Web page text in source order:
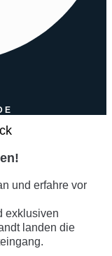
und erfahre vor
exklusiven
landen die